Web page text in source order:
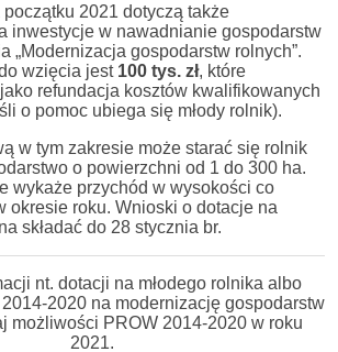
2021 dotyczą także
inwestycje w nawadnianie gospodarstw
„Modernizacja gospodarstw rolnych”.
wzięcia jest 100 tys. zł, które
refundacja kosztów kwalifikowanych
o pomoc ubiega się młody rolnik).
w tym zakresie może starać się rolnik
o powierzchni od 1 do 300 ha.
wykaże przychód w wysokości co
okresie roku. Wnioski o dotacje na
składać do 28 stycznia br.
nt. dotacji na młodego rolnika albo
2020 na modernizację gospodarstw
możliwości PROW 2014-2020 w roku
2021.